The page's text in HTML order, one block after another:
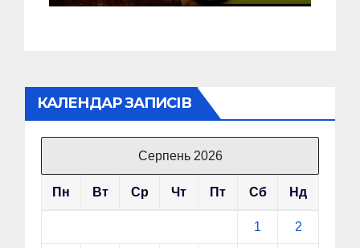
КАЛЕНДАР ЗАПИСІВ
Серпень 2026
Пн Вт Ср Чт Пт Сб Нд
1 2